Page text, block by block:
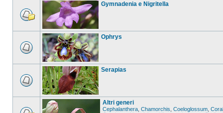
Gymnadenia e Nigritella
Ophrys
Serapias
Altri generi
Cephalanthera Chamorchis Coeloglossum